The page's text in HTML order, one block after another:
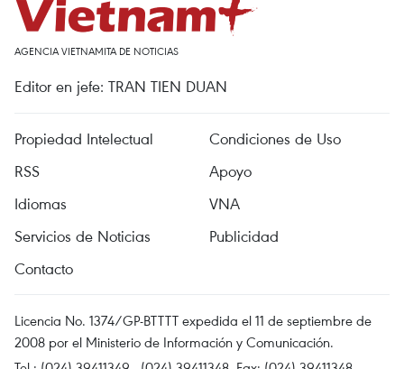
AGENCIA VIETNAMITA DE NOTICIAS
Editor en jefe: TRAN TIEN DUAN
Propiedad Intelectual
Condiciones de Uso
RSS
Apoyo
Idiomas
VNA
Servicios de Noticias
Publicidad
Contacto
Licencia No. 1374/GP-BTTTT expedida el 11 de septiembre de
2008 por el Ministerio de Información y Comunicación.